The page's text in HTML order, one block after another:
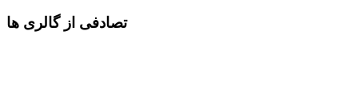
تصادفی از گالری ها